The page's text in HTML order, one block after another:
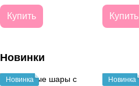
Купить Купить
Новинки
Новинка
Новинка